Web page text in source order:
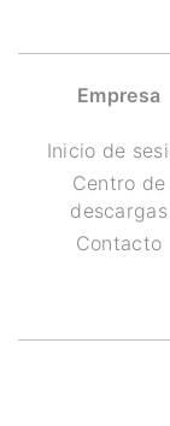
Empresa
Inicio de
Centro de
descargas
Contacto